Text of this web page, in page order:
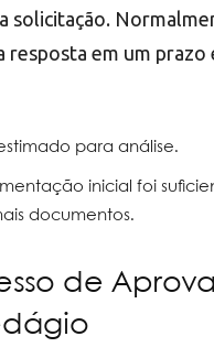
solicitação.
resposta em um prazo
para análise.
inicial foi
documentos.
de